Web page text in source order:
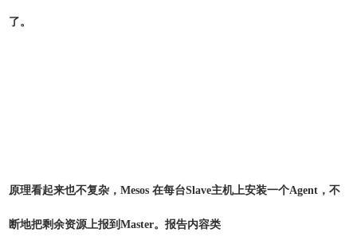
了。
原理看起来也不复杂，Mesos 在每台Slave主机上安装一个Agent，不
断地把剩余资源上报到Master。报告内容类